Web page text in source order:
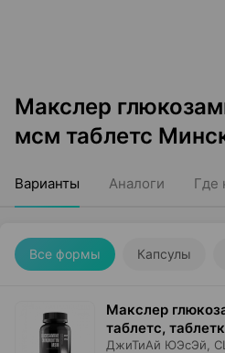
Макслер
мсм таблетс
Варианты Аналоги Где
Все формы Капсулы
Макслер
таблетс,
ДжиТиАй ЮЭсЭй ,